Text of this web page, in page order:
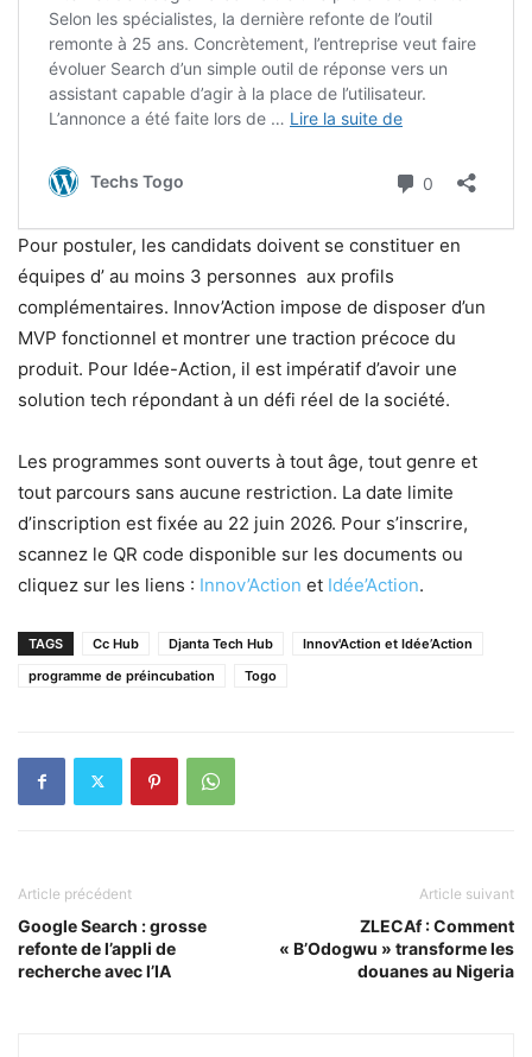
Pour postuler, les candidats doivent se constituer en
équipes d’ au moins 3 personnes aux profils
complémentaires. Innov’Action impose de disposer d’un
MVP fonctionnel et montrer une traction précoce du
produit. Pour Idée-Action, il est impératif d’avoir une
solution tech répondant à un défi réel de la société.
Les programmes sont ouverts à tout âge, tout genre et
tout parcours sans aucune restriction. La date limite
d’inscription est fixée au 22 juin 2026. Pour s’inscrire,
scannez le QR code disponible sur les documents ou
cliquez sur les liens : Innov’Action et Idée’Action.
TAGS Cc Hub Djanta Tech Hub
Innov'Action et Idée’Action
programme de préincubation
Togo
Article précédent
Google Search : grosse
refonte de l’appli de
recherche avec l’IA
Article suivant
ZLECAf : Comment
« B’Odogwu » transforme les
douanes au Nigeria